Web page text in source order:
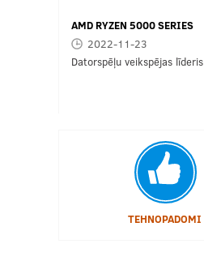
AMD RYZEN 5000 SERIES
2022-11-23
Datorspēļu veikspējas līderis
TEHNOPADOMI